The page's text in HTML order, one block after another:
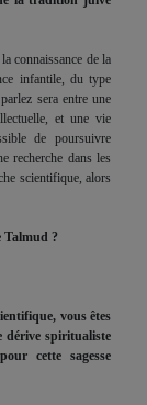
connaissance de la
infantile, du type
sera entre une
et une vie
de poursuivre
recherche dans les
scientifique, alors
Talmud ?
vous êtes
dérive spiritualiste
cette sagesse